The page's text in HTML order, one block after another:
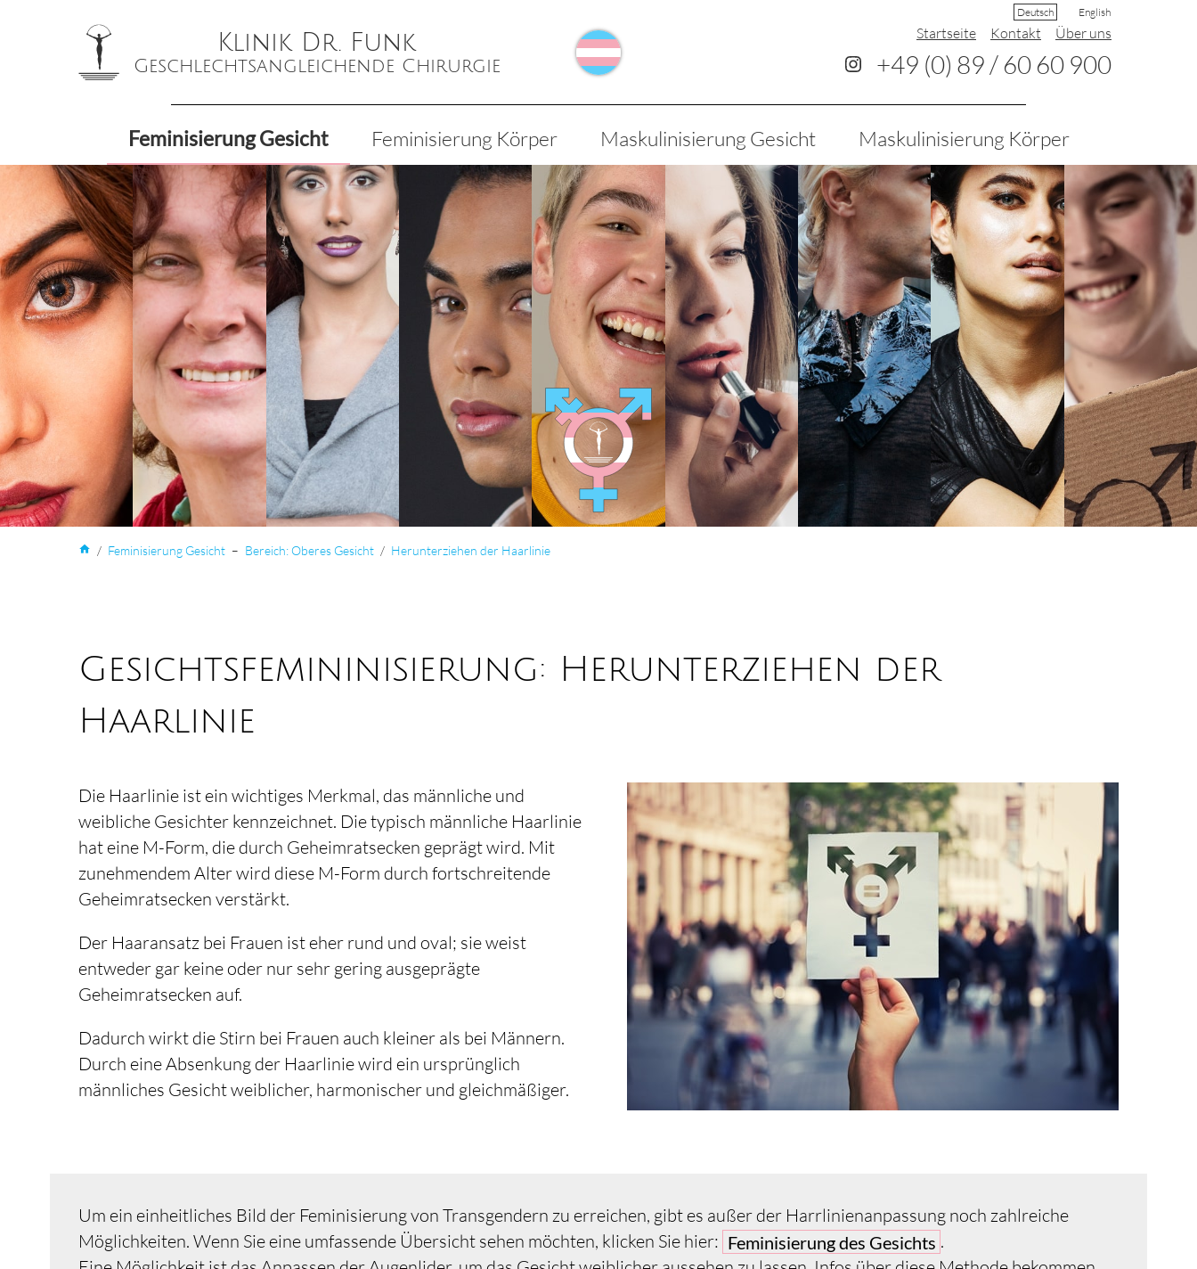
Klinik Dr. Funk
Geschlechtsangleichende Chirurgie
Deutsch English
Startseite Kontakt Über uns
+49 (0) 89 / 60 60 900
Femini­sierung Gesicht Femini­sierung Körper Maskulini­sierung Gesicht Maskulini­sierung Körper
home / Femini­sierung Gesicht – Bereich: Oberes Gesicht / Herunter­ziehen der Haar­linie
Gesichtsfemininisierung: Herunterziehen der
Haarlinie
Die Haarlinie ist ein wichtiges Merkmal, das männliche und
weibliche Gesichter kennzeichnet. Die typisch männliche Haarlinie
hat eine M-Form, die durch Geheimratsecken geprägt wird. Mit
zunehmendem Alter wird diese M-Form durch fortschreitende
Geheimratsecken verstärkt.
Der Haaransatz bei Frauen ist eher rund und oval; sie weist
entweder gar keine oder nur sehr gering ausgeprägte
Geheimratsecken auf.
Dadurch wirkt die Stirn bei Frauen auch kleiner als bei Männern.
Durch eine Absenkung der Haarlinie wird ein ursprünglich
männliches Gesicht weiblicher, harmonischer und gleichmäßiger.
Um ein einheitliches Bild der Feminisierung von Transgendern zu erreichen, gibt es außer der Harrlinienanpassung noch zahlreiche
Möglichkeiten. Wenn Sie eine umfassende Übersicht sehen möchten, klicken Sie hier: Feminisierung des Gesichts .